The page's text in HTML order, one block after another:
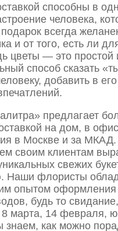
способны в
человека,
всегда
и от того, есть ли
цветы — это простой
способ сказать
добавить в
предлагает
на дом, в
в Москве и за
своим клиентам
свежих
Наши флористы
опытом оформления
будь то
марта, 14 февраля,
знаем, как можно